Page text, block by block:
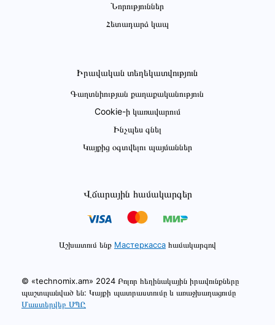
Նորություններ
Հետադարձ կապ
Իրավական տեղեկատվություն
Գաղտնիության քաղաքականություն
Cookie-ի կառավարում
Ինչպես գնել
Կայքից օգտվելու պայմաններ
Վճարային համակարգեր
Աշխատում ենք Мастеркасса համակարգով
© «technomix.am» 2024 Բոլոր հեղինակային իրավունքները
պաշտպանված են: Կայքի պատրաստումը և առաջխաղացումը
Մաստերվեբ ՍՊԸ